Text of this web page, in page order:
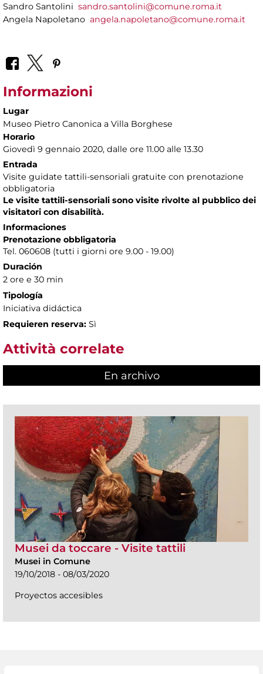
Sandro Santolini sandro.santolini@comune.roma.it
Angela Napoletano angela.napoletano@comune.roma.it
Informazioni
Lugar
Museo Pietro Canonica a Villa Borghese
Horario
Giovedì 9 gennaio 2020, dalle ore 11.00 alle 13.30
Entrada
Visite guidate tattili-sensoriali gratuite con prenotazione
obbligatoria
Le visite tattili-sensoriali sono visite rivolte al pubblico dei
visitatori con disabilità.
Informaciones
Prenotazione obbligatoria
Tel. 060608 (tutti i giorni ore 9.00 - 19.00)
Duración
2 ore e 30 min
Tipología
Iniciativa didáctica
Requieren reserva: Sì
Attività correlate
En archivo
Musei da toccare - Visite tattili
Musei in Comune
19/10/2018 - 08/03/2020
Proyectos accesibles